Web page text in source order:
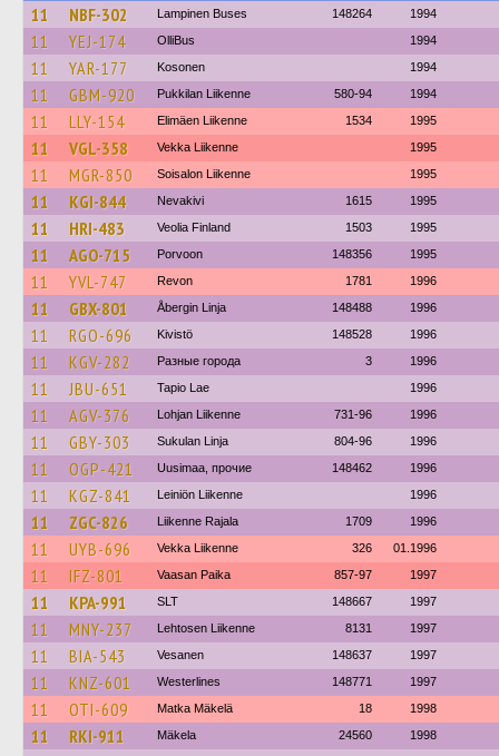
11 NBF-302 Lampinen Buses 148264 1994
11 YEJ-174 OlliBus 1994
11 YAR-177 Kosonen 1994
11 GBM-920 Pukkilan Liikenne 580-94 1994
11 LLY-154 Elimäen Liikenne 1534 1995
11 VGL-358 Vekka Liikenne 1995
11 MGR-850 Soisalon Liikenne 1995
11 KGI-844 Nevakivi 1615 1995
11 HRI-483 Veolia Finland 1503 1995
11 AGO-715 Porvoon 148356 1995
11 YVL-747 Revon 1781 1996
11 GBX-801 Åbergin Linja 148488 1996
11 RGO-696 Kivistö 148528 1996
11 KGV-282 Разные города 3 1996
11 JBU-651 Tapio Lae 1996
11 AGV-376 Lohjan Liikenne 731-96 1996
11 GBY-303 Sukulan Linja 804-96 1996
11 OGP-421 Uusimaa, прочие 148462 1996
11 KGZ-841 Leiniön Liikenne 1996
11 ZGC-826 Liikenne Rajala 1709 1996
11 UYB-696 Vekka Liikenne 326 01.1996
11 IFZ-801 Vaasan Paika 857-97 1997
11 KPA-991 SLT 148667 1997
11 MNY-237 Lehtosen Liikenne 8131 1997
11 BIA-543 Vesanen 148637 1997
11 KNZ-601 Westerlines 148771 1997
11 OTI-609 Matka Mäkelä 18 1998
11 RKI-911 Mäkela 24560 1998